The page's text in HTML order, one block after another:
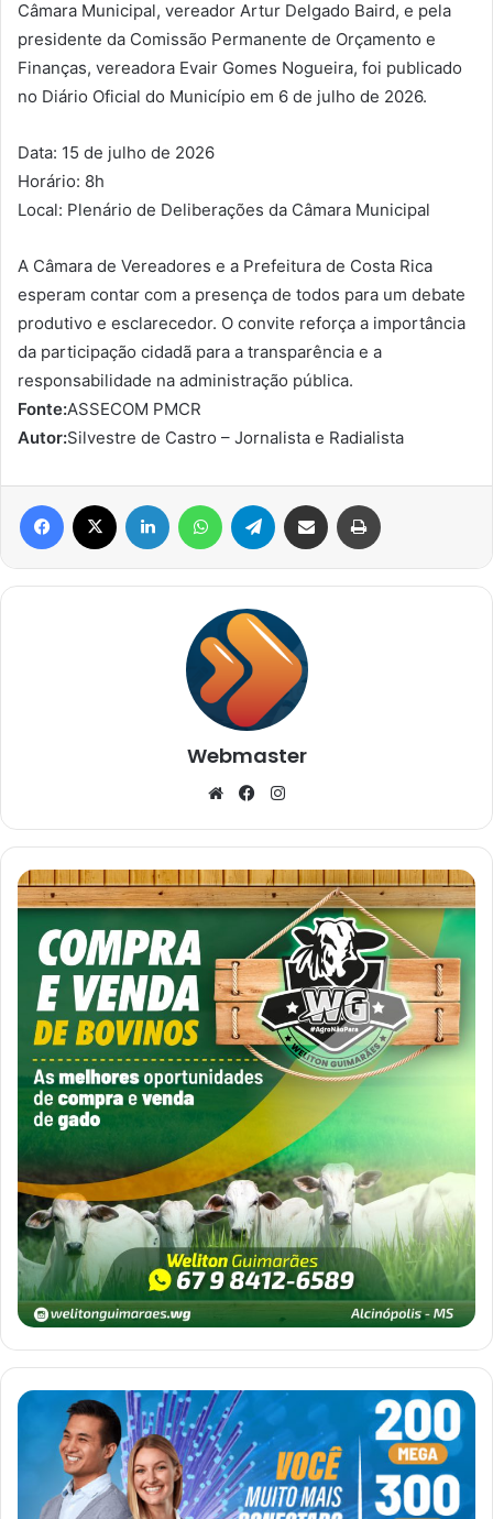
Câmara Municipal, vereador Artur Delgado Baird, e pela
presidente da Comissão Permanente de Orçamento e
Finanças, vereadora Evair Gomes Nogueira, foi publicado
no Diário Oficial do Município em 6 de julho de 2026.
Data: 15 de julho de 2026
Horário: 8h
Local: Plenário de Deliberações da Câmara Municipal
A Câmara de Vereadores e a Prefeitura de Costa Rica
esperam contar com a presença de todos para um debate
produtivo e esclarecedor. O convite reforça a importância
da participação cidadã para a transparência e a
responsabilidade na administração pública.
Fonte:ASSECOM PMCR
Autor:Silvestre de Castro – Jornalista e Radialista
Facebook Linkedin WhatsAppTelegram Compartilhar via e-mail
Webmaster
WebsiteFacebook